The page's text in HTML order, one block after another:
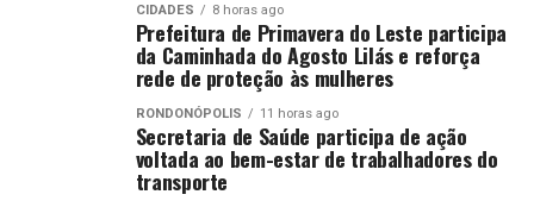
CIDADES 8 horas ago
Prefeitura de Primavera do Leste participa
da Caminhada do Agosto Lilás e reforça
rede de proteção às mulheres
RONDONÓPOLIS 11 horas ago
Secretaria de Saúde participa de ação
voltada ao bem-estar de trabalhadores do
transporte